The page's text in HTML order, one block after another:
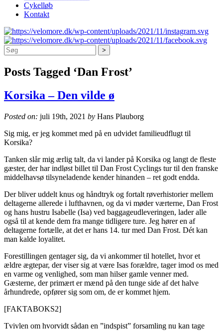
Cykelløb
Kontakt
Søg
Posts Tagged ‘Dan Frost’
Korsika – Den vilde ø
Posted on: juli 19th, 2021 by Hans Plauborg
Sig mig, er jeg kommet med på en udvidet familieudflugt til
Korsika?
Tanken slår mig ærlig talt, da vi lander på Korsika og langt de fleste
gæster, der har indløst billet til Dan Frost Cyclings tur til den franske
middelhavsø tilsyneladende kender hinanden – ret godt endda.
Der bliver uddelt knus og håndtryk og fortalt røverhistorier mellem
deltagerne allerede i lufthavnen, og da vi møder værterne, Dan Frost
og hans hustru Isabelle (Isa) ved baggageudleveringen, lader alle
også til at kende dem fra mange tidligere ture. Jeg hører en af
deltagerne fortælle, at det er hans 14. tur med Dan Frost. Dét kan
man kalde loyalitet.
Forestillingen gentager sig, da vi ankommer til hotellet, hvor et
ældre ægtepar, der viser sig at være Isas forældre, tager imod os med
en varme og venlighed, som man hilser gamle venner med.
Gæsterne, der primært er mænd på den tunge side af det halve
århundrede, opfører sig som om, de er kommet hjem.
[FAKTABOKS2]
Tvivlen om hvorvidt sådan en ”indspist” forsamling nu kan tage